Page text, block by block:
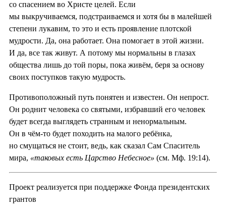
со спасением во Христе целей. Если
мы выкручиваемся, подстраиваемся и хотя бы в малейшей
степени лукавим, то это и есть проявление плотской
мудрости. Да, она работает. Она помогает в этой жизни.
И да, все так живут. А потому мы нормальны в глазах
общества лишь до той поры, пока живём, беря за основу
своих поступков такую мудрость.
Противоположный путь понятен и известен. Он непрост.
Он роднит человека со святыми, избравший его человек
будет всегда выглядеть странным и ненормальным.
Он в чём-то будет походить на малого ребёнка,
но смущаться не стоит, ведь, как сказал Сам Спаситель
мира, «таковых есть Царство Небесное» (см. Мф. 19:14).
Проект реализуется при поддержке Фонда президентских
грантов